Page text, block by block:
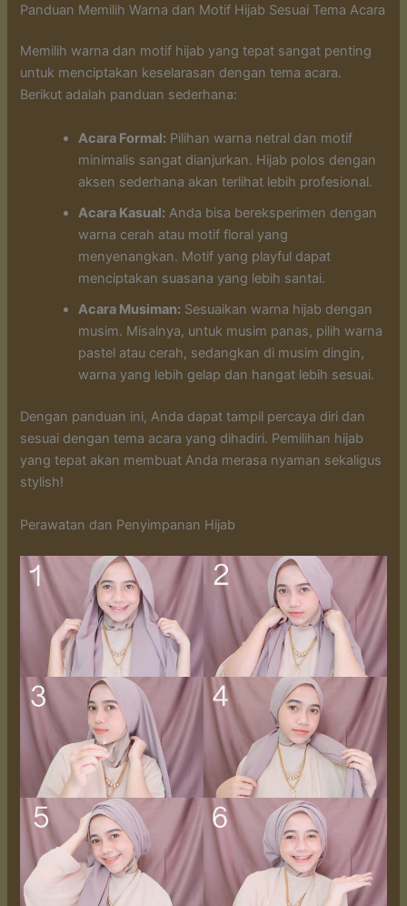
Panduan Memilih Warna dan Motif Hijab Sesuai Tema Acara
Memilih warna dan motif hijab yang tepat sangat penting
untuk menciptakan keselarasan dengan tema acara.
Berikut adalah panduan sederhana:
Acara Formal: Pilihan warna netral dan motif
minimalis sangat dianjurkan. Hijab polos dengan
aksen sederhana akan terlihat lebih profesional.
Acara Kasual: Anda bisa bereksperimen dengan
warna cerah atau motif floral yang
menyenangkan. Motif yang playful dapat
menciptakan suasana yang lebih santai.
Acara Musiman: Sesuaikan warna hijab dengan
musim. Misalnya, untuk musim panas, pilih warna
pastel atau cerah, sedangkan di musim dingin,
warna yang lebih gelap dan hangat lebih sesuai.
Dengan panduan ini, Anda dapat tampil percaya diri dan
sesuai dengan tema acara yang dihadiri. Pemilihan hijab
yang tepat akan membuat Anda merasa nyaman sekaligus
stylish!
Perawatan dan Penyimpanan Hijab